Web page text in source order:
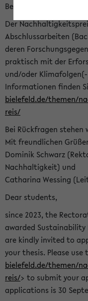
Bewerbungsfrist endet
Der
Abschlussarbeiten
deren
praktisch mit der
und/oder
Informationen finden
bielefeld.de/themen/
reis/
Bei Rückfragen stehen
Mit freundlichen
Dominik Schwarz
Nachhaltigkeit) und
Catharina Wessing
Dear students,
since 2023, the
awarded Sustainability
are kindly invited to
your thesis. Please use
bielefeld.de/themen/
reis/> to submit your
applications is 30